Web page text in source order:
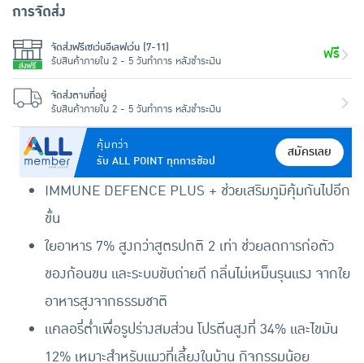
คุ้มกว่า
รับ ALL POINT ทุกการช้อป
สมัครเลย
IMMUNE DEFENCE PLUS + ช่วยเสริมภูมิคุ้มกันไปอีก
ขั้น
ใยอาหาร 7% สูงกว่าสูตรปกติ 2 เท่า ช่วยลดการก่อตัว
ของก้อนขน และระบบขับถ่ายดี กลิ่นไม่เหม็นรุนแรง จากใย
อาหารสูงจากธรรมชาติ
แคลอรี่ต่ำเพื่อรูปร่างสมส่วน โปรตีนสูงที่ 34% และไขมัน
12% เหมาะสำหรับแมวที่เลี้ยงในบ้าน กิจกรรมน้อย
การจัดส่ง
จัดส่งฟรีเซเว่นอีเลฟเว่น (7-11)
รับสินค้าภายใน 2 - 5 วันทำการ หลังชำระเงิน
ฟรี
จัดส่งตามที่อยู่
รับสินค้าภายใน 2 - 5 วันทำการ หลังชำระเงิน